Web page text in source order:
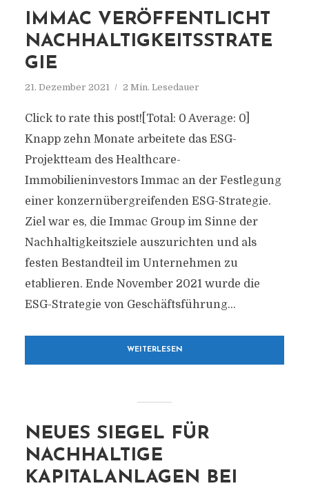
IMMAC VERÖFFENTLICHT
NACHHALTIGKEITSSTRATE
GIE
21. Dezember 2021 2 Min. Lesedauer
Click to rate this post![Total: 0 Average: 0]
Knapp zehn Monate arbeitete das ESG-
Projektteam des Healthcare-
Immobilieninvestors Immac an der Festlegung
einer konzernübergreifenden ESG-Strategie.
Ziel war es, die Immac Group im Sinne der
Nachhaltigkeitsziele auszurichten und als
festen Bestandteil im Unternehmen zu
etablieren. Ende November 2021 wurde die
ESG-Strategie von Geschäftsführung...
WEITERLESEN
NEUES SIEGEL FÜR
NACHHALTIGE
KAPITALANLAGEN BEI